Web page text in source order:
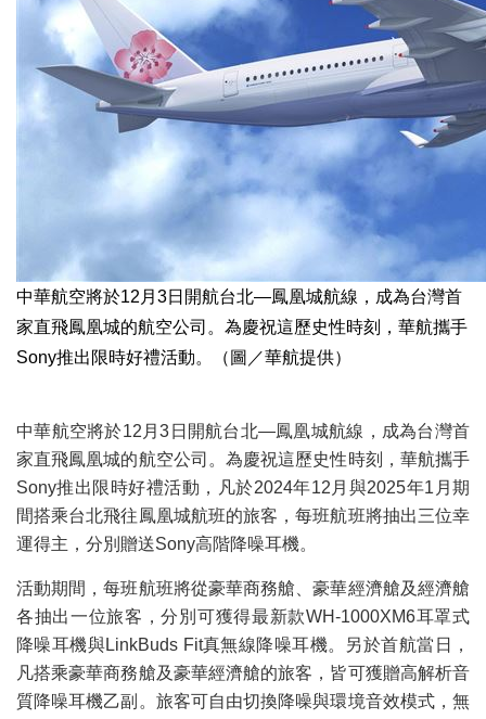
中華航空將於12月3日開航台北—鳳凰城航線，成為台灣首
家直飛鳳凰城的航空公司。為慶祝這歷史性時刻，華航攜手
Sony推出限時好禮活動。（圖／華航提供）
中華航空將於12月3日開航台北—鳳凰城航線，成為台灣首
家直飛鳳凰城的航空公司。為慶祝這歷史性時刻，華航攜手
Sony推出限時好禮活動，凡於2024年12月與2025年1月期
間搭乘台北飛往鳳凰城航班的旅客，每班航班將抽出三位幸
運得主，分別贈送Sony高階降噪耳機。
活動期間，每班航班將從豪華商務艙、豪華經濟艙及經濟艙
各抽出一位旅客，分別可獲得最新款WH-1000XM6耳罩式
降噪耳機與LinkBuds Fit真無線降噪耳機。另於首航當日，
凡搭乘豪華商務艙及豪華經濟艙的旅客，皆可獲贈高解析音
質降噪耳機乙副。旅客可自由切換降噪與環境音效模式，無